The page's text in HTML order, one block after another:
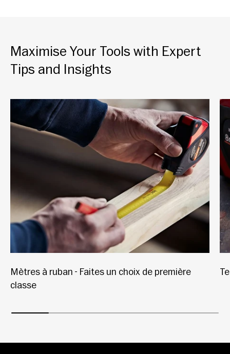
Maximise Your Tools with Expert
Tips and Insights
Mètres à ruban - Faites un choix de première
classe